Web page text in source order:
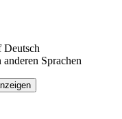
Deutsch
Sprachen